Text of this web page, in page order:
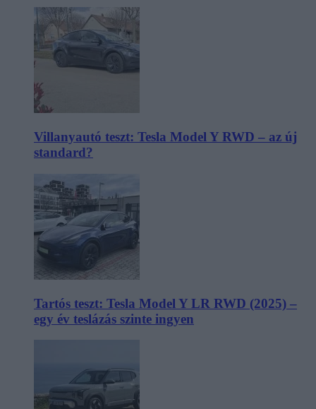
Villanyautó teszt: Tesla Model Y RWD – az új
standard?
Tartós teszt: Tesla Model Y LR RWD (2025) –
egy év teslázás szinte ingyen